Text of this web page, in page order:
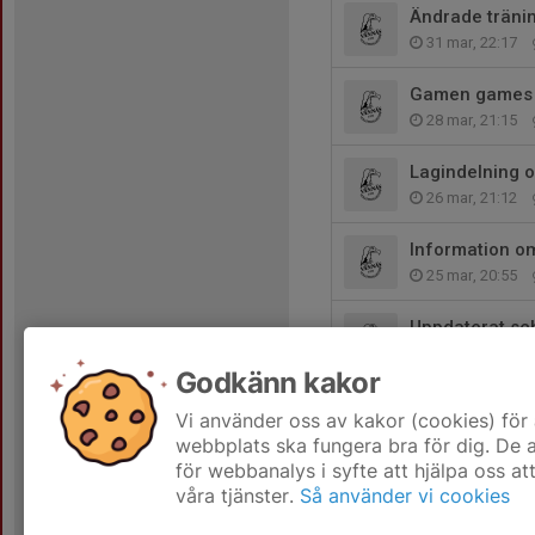
Ändrade
31 mar, 22:17
Gamen
28 mar, 21:15
Lagindelning
26 mar, 21:12
Information
25 mar, 20:55
Uppdaterat
17 mar, 14:45
Godkänn kakor
Vi använder oss av kakor (cookies)
webbplats ska fungera bra för dig. De
för webbanalys i syfte att hjälpa oss
våra tjänster. Så använder vi cookies